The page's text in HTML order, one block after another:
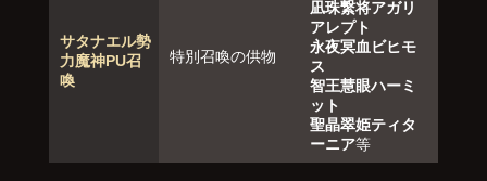
サタナエル勢
力魔神PU召
喚
特別召喚の供物
凪珠繋将アガリ
アレプト
永夜冥血ビヒモ
ス
智王慧眼ハーミ
ット
聖晶翠姫ティタ
ーニア等